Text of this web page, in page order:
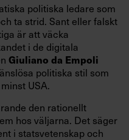
politiska ledare som
ta strid. Sant eller falskt
är att väcka
i de digitala
Giuliano da Empoli
politiska stil som
USA.
den rationellt
hos väljarna. Det säger
i statsvetenskap och